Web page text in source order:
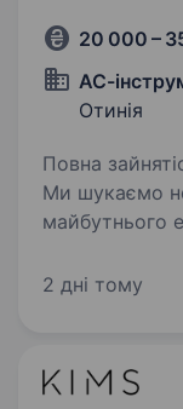
20 000 –
АС-
Отинія
Повна зайнятість. Менеджер з
Ми шукаємо
майбутнього
завдяки
2 дні тому